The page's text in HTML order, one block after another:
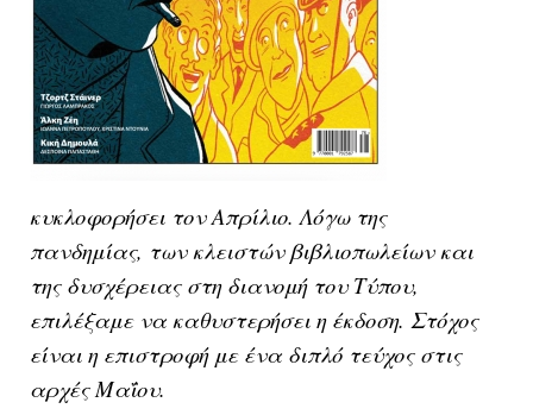
κυκλοφορήσει τον Απρίλιο. Λόγω της
πανδημίας, των κλειστών βιβλιοπωλείων και
της δυσχέρειας στη διανομή του Τύπου,
επιλέξαμε να καθυστερήσει η έκδοση. Στόχος
είναι η επιστροφή με ένα διπλό τεύχος στις
αρχές Μαΐου.